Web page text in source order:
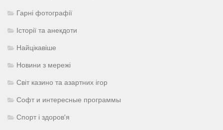
Гарні фотографії
Історії та анекдоти
Найцікавіше
Новини з мережі
Світ казино та азартних ігор
Софт и интересные программы
Спорт і здоров'я